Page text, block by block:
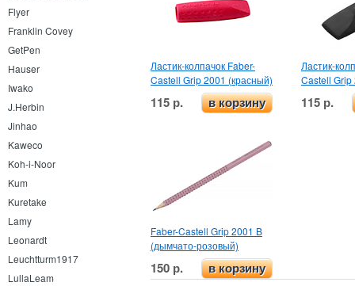
Flyer
Franklin Covey
GetPen
Hauser
Iwako
J.Herbin
Jinhao
Kaweco
Koh-i-Noor
Kum
Kuretake
Lamy
Leonardt
Leuchtturm1917
LullaLeam
Ластик-колпачок Faber-
Castell Grip 2001 (красный)
115 р. в корзину
Ластик-
Castell
115 р.
Faber-Castell Grip 2001 B
(дымчато-розовый)
150 р. в корзину